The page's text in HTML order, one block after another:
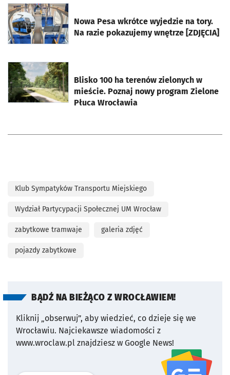
Nowa Pesa wkrótce wyjedzie na tory.
Na razie pokazujemy wnętrze [ZDJĘCIA]
otworzy się w nowej karcie
Blisko 100 ha terenów zielonych w
mieście. Poznaj nowy program Zielone
Płuca Wrocławia
otworzy się w nowej karcie
Klub Sympatyków Transportu Miejskiego
Wydział Partycypacji Społecznej UM Wrocław
zabytkowe tramwaje galeria zdjęć
pojazdy zabytkowe
BĄDŹ NA BIEŻĄCO Z WROCŁAWIEM!
Kliknij „obserwuj”, aby wiedzieć, co dzieje się we
Wrocławiu. Najciekawsze wiadomości z
www.wroclaw.pl znajdziesz w Google News!